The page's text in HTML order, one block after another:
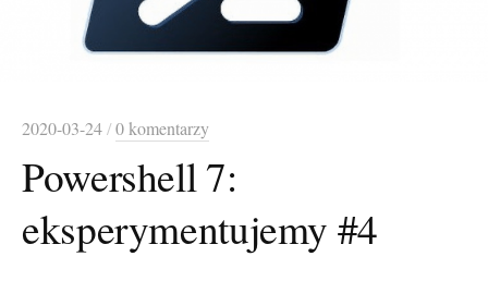
2020-03-24/0 komentarzy
Powershell 7:
eksperymentujemy #4